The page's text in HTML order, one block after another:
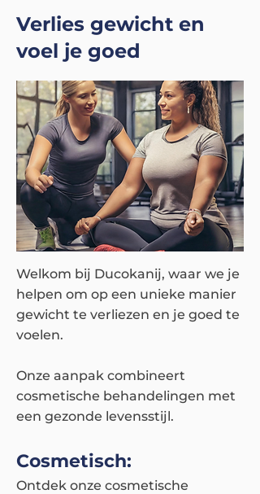
Verlies gewicht en
voel je goed
Welkom bij Ducokanij, waar we je
helpen om op een unieke manier
gewicht te verliezen en je goed te
voelen.
Onze aanpak combineert
cosmetische behandelingen met
een gezonde levensstijl.
Cosmetisch:
Ontdek onze cosmetische